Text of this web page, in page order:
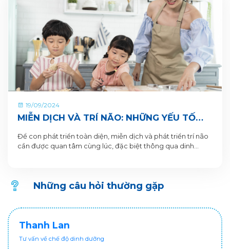
19/09/2024
MIỄN DỊCH VÀ TRÍ NÃO: NHỮNG YẾU TỐ
THEN CHỐT GIÚP TRẺ PHÁT TRIỂN TOÀN
DIỆN
Để con phát triển toàn diện, miễn dịch và phát triển trí não
cần được quan tâm cùng lúc, đặc biệt thông qua dinh
Những câu hỏi thường gặp
Thanh Lan
Tư vấn về chế độ dinh dưỡng